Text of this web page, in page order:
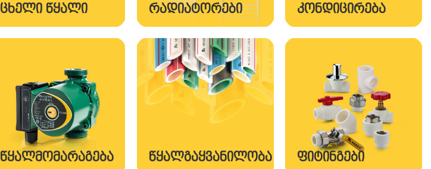
ᲪᲮᲔᲚᲘ ᲬᲧᲐᲚᲘ ᲠᲐᲓᲘᲐᲢᲝᲠᲔᲑᲘ ᲙᲝᲜᲓᲘᲪᲘᲠᲔᲑᲐ
ᲬᲧᲐᲚᲛᲝᲛᲐᲠᲐᲒᲔᲑᲐ ᲬᲧᲐᲚᲒᲐᲧᲕᲐᲜᲘᲚᲝᲑᲐ ᲤᲘᲢᲘᲜᲒᲔᲑᲘ